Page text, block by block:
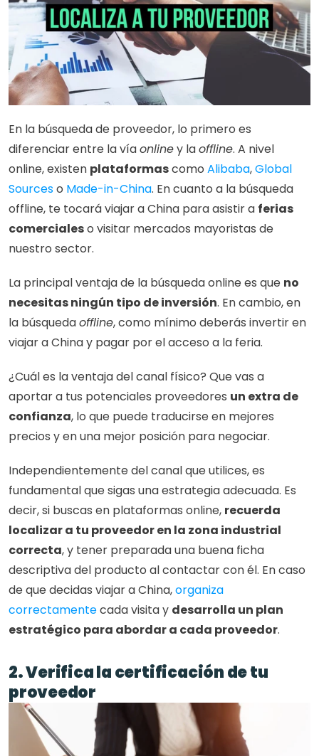
En la búsqueda de proveedor, lo primero es
diferenciar entre la vía online y la offline. A nivel
online, existen plataformas como Alibaba, Global
Sources o Made-in-China. En cuanto a la búsqueda
offline, te tocará viajar a China para asistir a ferias
comerciales o visitar mercados mayoristas de
nuestro sector.
La principal ventaja de la búsqueda online es que no
necesitas ningún tipo de inversión. En cambio, en
la búsqueda offline, como mínimo deberás invertir en
viajar a China y pagar por el acceso a la feria.
¿Cuál es la ventaja del canal físico? Que vas a
aportar a tus potenciales proveedores un extra de
confianza, lo que puede traducirse en mejores
precios y en una mejor posición para negociar.
Independientemente del canal que utilices, es
fundamental que sigas una estrategia adecuada. Es
decir, si buscas en plataformas online, recuerda
localizar a tu proveedor en la zona industrial
correcta, y tener preparada una buena ficha
descriptiva del producto al contactar con él. En caso
de que decidas viajar a China, organiza
correctamente cada visita y desarrolla un plan
estratégico para abordar a cada proveedor.
2. Verifica la certificación de tu
proveedor